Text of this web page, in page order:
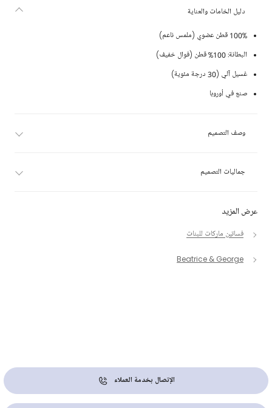
عرض المزيد
فساتين ماركات للبنات
Beatrice & George
دليل الخامات والعناية
100% قطن عضوي (ملمس ناعم)
البطانة: 100% قطن (فوال خفيف)
غسيل آلي (30 درجة مئوية)
صنع في أوروبا
وصف التصميم
جماليات التصميم
الإتصال بخدمة العملاء